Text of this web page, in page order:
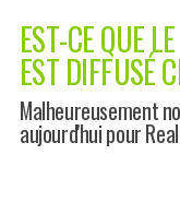
EST-CE QUE
EST DIFFUSÉ
Malheureusement
aujourd'hui pour